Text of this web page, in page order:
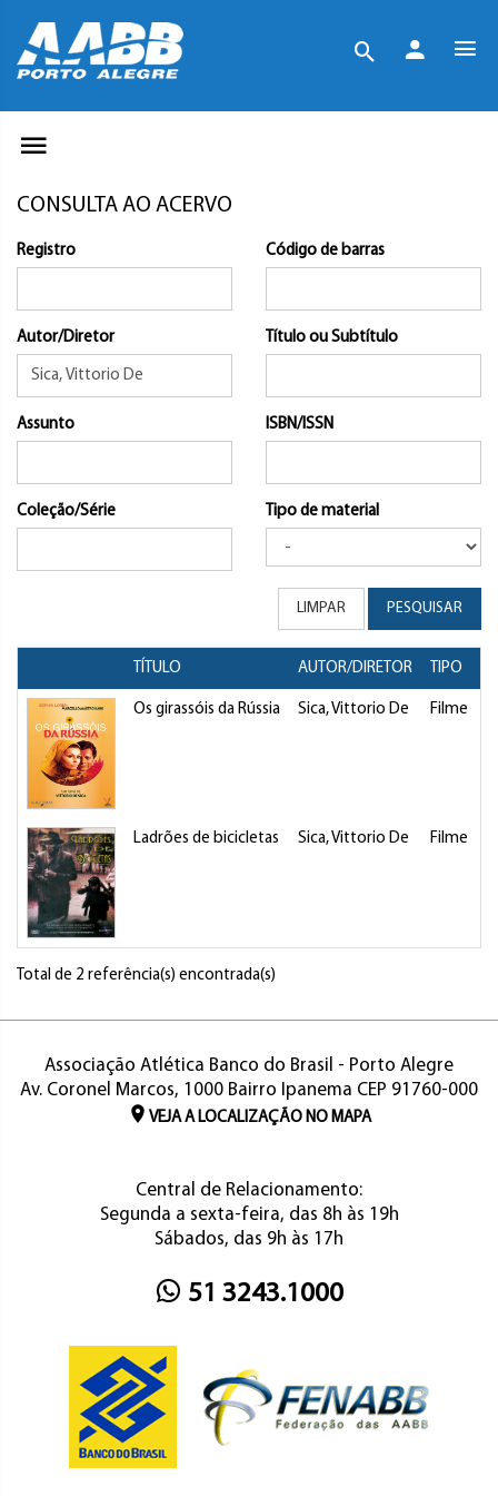
CONSULTA AO ACERVO
Registro Código de barras
Autor/Diretor Título ou Subtítulo
Assunto ISBN/ISSN
Coleção/Série Tipo de material
LIMPAR PESQUISAR
TÍTULO AUTOR/DIRETOR TIPO
Os girassóis da Rússia Sica, Vittorio De Filme
Ladrões de bicicletas Sica, Vittorio De Filme
Total de 2 referência(s) encontrada(s)
Associação Atlética Banco do Brasil - Porto Alegre
Av. Coronel Marcos, 1000 Bairro Ipanema CEP 91760-000
VEJA A LOCALIZAÇÃO NO MAPA
Central de Relacionamento:
Segunda a sexta-feira, das 8h às 19h
Sábados, das 9h às 17h
51 3243.1000